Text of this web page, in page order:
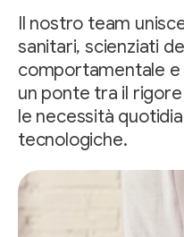
Il nostro team
sanitari, scienziati
comportamentale
un ponte tra il
le necessità
tecnologiche.